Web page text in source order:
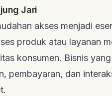
Jari
akses menjadi
produk atau layanan
konsumen. Bisnis
pembayaran, dan
.